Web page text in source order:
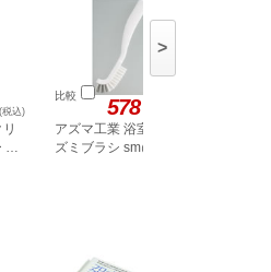
(税込)
本
比較 578
アズマ工業 浴室スミ
ズミブラシ sm@rt781
>